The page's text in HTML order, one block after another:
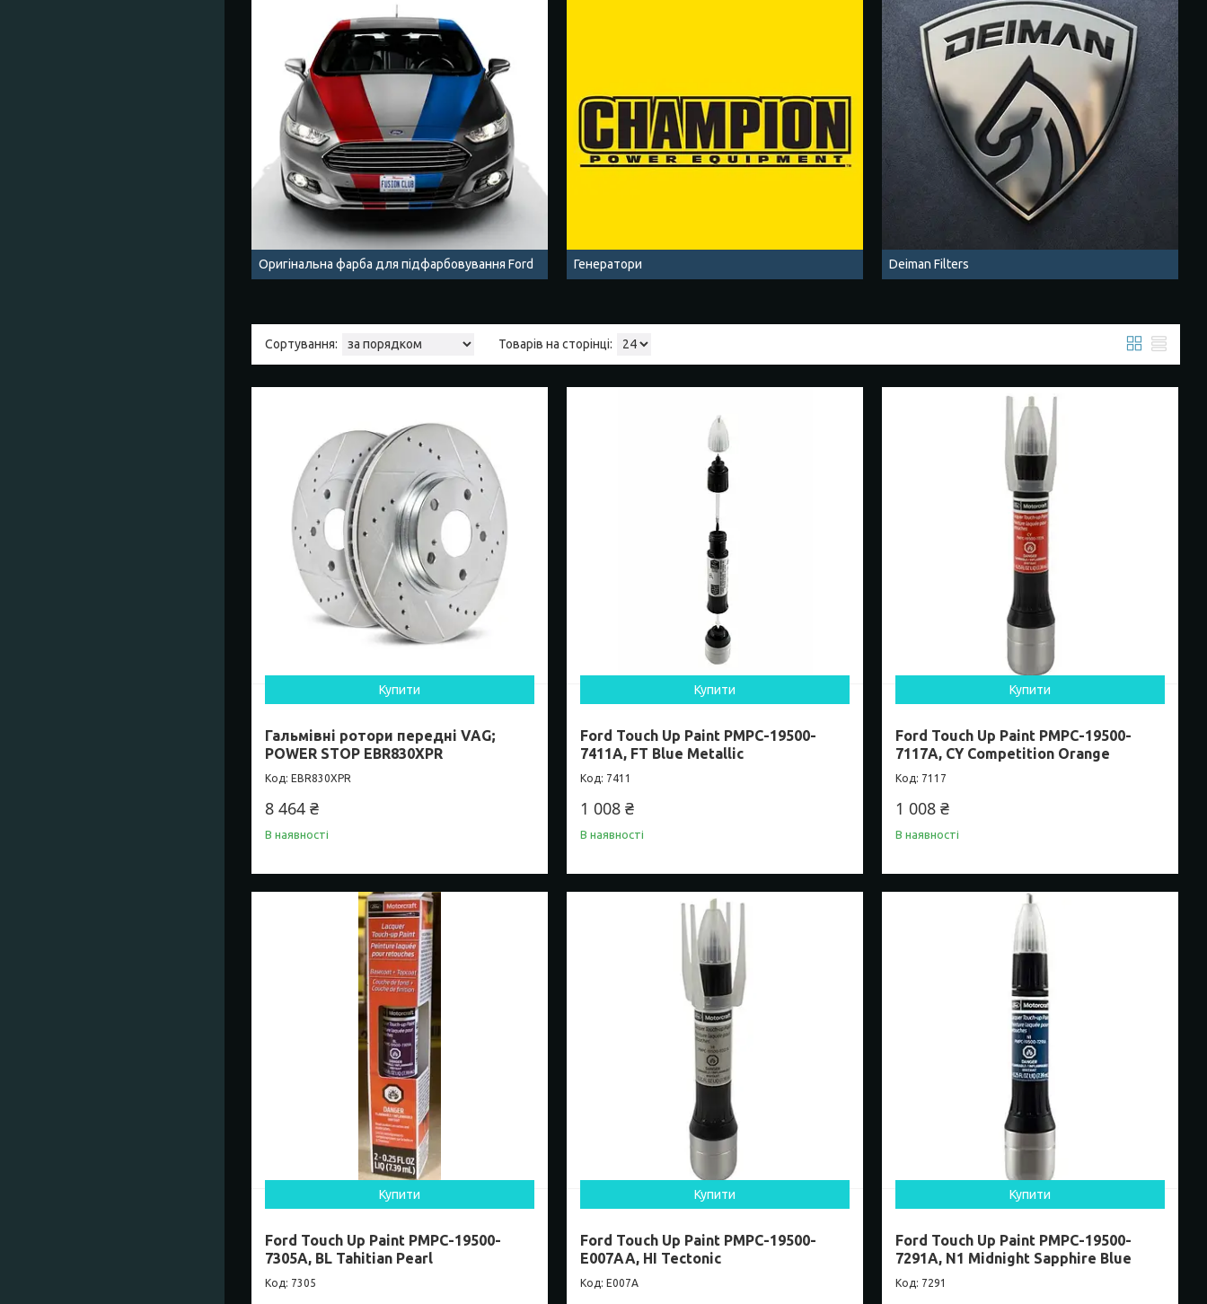
Оригінальна фарба для підфарбовування Ford Генератори Deiman Filters
Купити
Гальмівні ротори передні VAG;
POWER STOP EBR830XPR
EBR830XPR
8 464 ₴
В наявності
Купити
Ford Touch Up Paint PMPC-19500-
7411A, FT Blue Metallic
7411
1 008 ₴
В наявності
Купити
Ford Touch Up Paint PMPC-19500-
7117A, CY Competition Orange
7117
1 008 ₴
В наявності
Купити
Ford Touch Up Paint PMPC-19500-
7305A, BL Tahitian Pearl
7305
Купити
Ford Touch Up Paint PMPC-19500-
E007AA, HI Tectonic
E007A
Купити
Ford Touch Up Paint PMPC-19500-
7291A, N1 Midnight Sapphire Blue
7291